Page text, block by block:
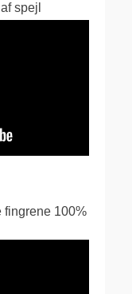
spejl
fingrene 100%